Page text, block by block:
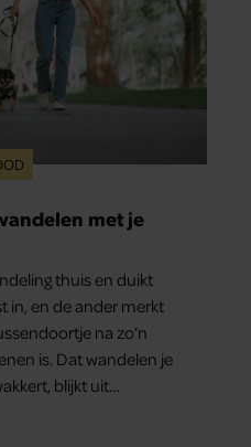
met je
thuis en duikt
in, en de ander merkt
na zo’n
is. Dat wandelen je
blijkt uit